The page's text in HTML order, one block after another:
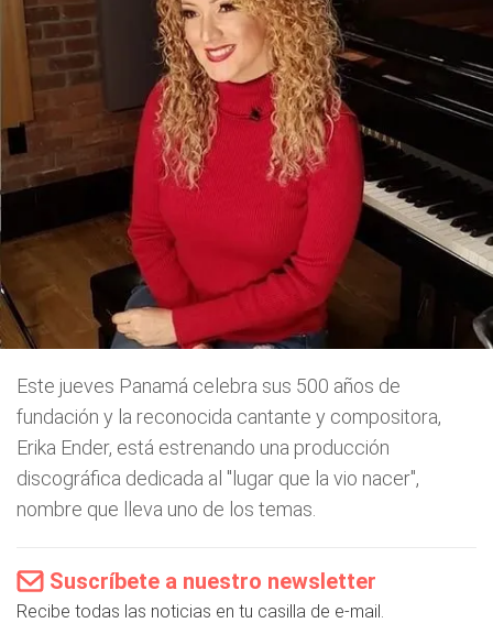
Este jueves Panamá celebra sus 500 años de
fundación y la reconocida cantante y compositora,
Erika Ender, está estrenando una producción
discográfica dedicada al "lugar que la vio nacer",
nombre que lleva uno de los temas.
Suscríbete a nuestro newsletter
Recibe todas las noticias en tu casilla de e-mail.